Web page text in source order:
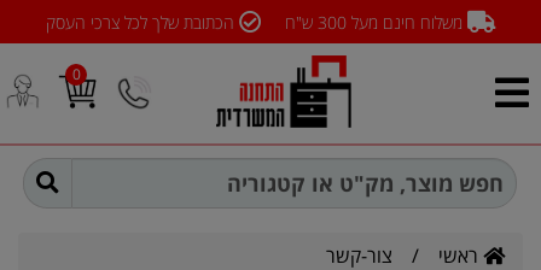
משלוח חינם מעל 300 ש"ח הכתובת שלך לכל צרכי העסק
0
ראשי / צור-קשר